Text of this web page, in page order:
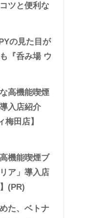
ツと便利な
の見た目が
『呑み場 ウ
高機能喫煙
入店紹介
梅田店】
機能喫煙ブ
ア」導入店
(PR)
た、ベトナ